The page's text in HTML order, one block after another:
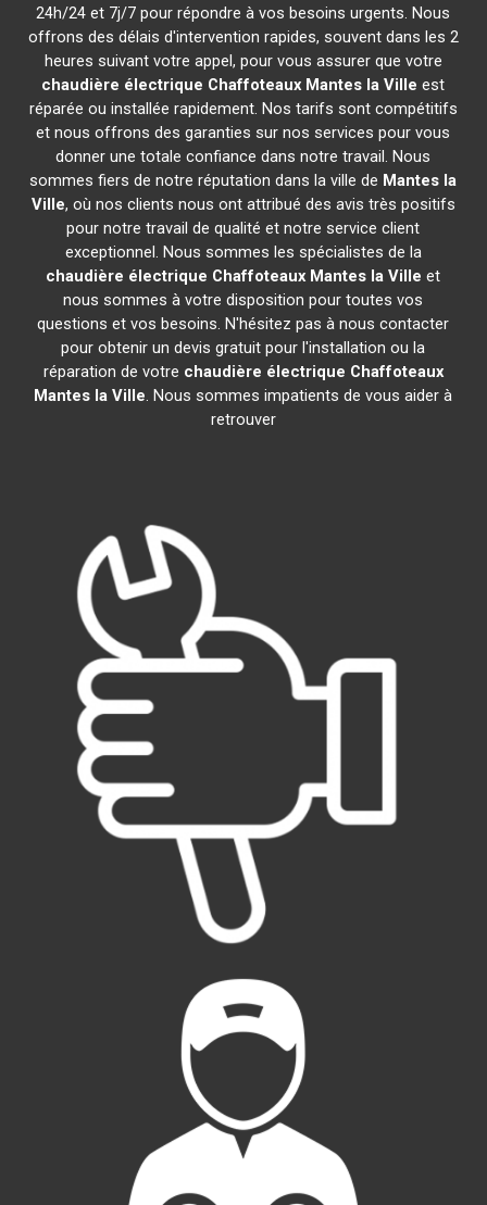
24h/24 et 7j/7 pour répondre à vos besoins urgents. Nous
offrons des délais d'intervention rapides, souvent dans les 2
heures suivant votre appel, pour vous assurer que votre
chaudière électrique Chaffoteaux Mantes la Ville est
réparée ou installée rapidement. Nos tarifs sont compétitifs
et nous offrons des garanties sur nos services pour vous
donner une totale confiance dans notre travail. Nous
sommes fiers de notre réputation dans la ville de Mantes la
Ville, où nos clients nous ont attribué des avis très positifs
pour notre travail de qualité et notre service client
exceptionnel. Nous sommes les spécialistes de la
chaudière électrique Chaffoteaux Mantes la Ville et
nous sommes à votre disposition pour toutes vos
questions et vos besoins. N'hésitez pas à nous contacter
pour obtenir un devis gratuit pour l'installation ou la
réparation de votre chaudière électrique Chaffoteaux
Mantes la Ville. Nous sommes impatients de vous aider à
retrouver